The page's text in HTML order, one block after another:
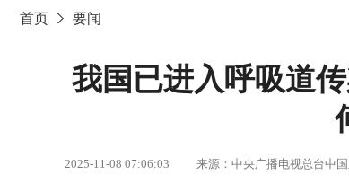
首页 要闻
我国已进入呼吸道
2025-11-08 07:06:03 来源：中央广播电视总台中